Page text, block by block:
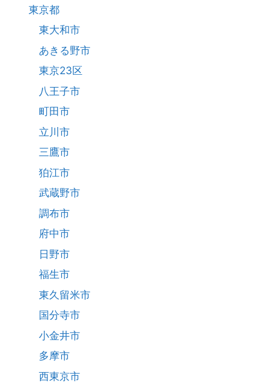
東京都
東大和市
あきる野市
東京23区
八王子市
町田市
立川市
三鷹市
狛江市
武蔵野市
調布市
府中市
日野市
福生市
東久留米市
国分寺市
小金井市
多摩市
西東京市